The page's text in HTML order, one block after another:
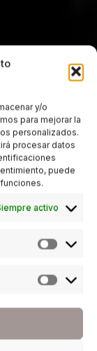
y/o
para mejorar la
personalizados.
procesar datos
puede
activo